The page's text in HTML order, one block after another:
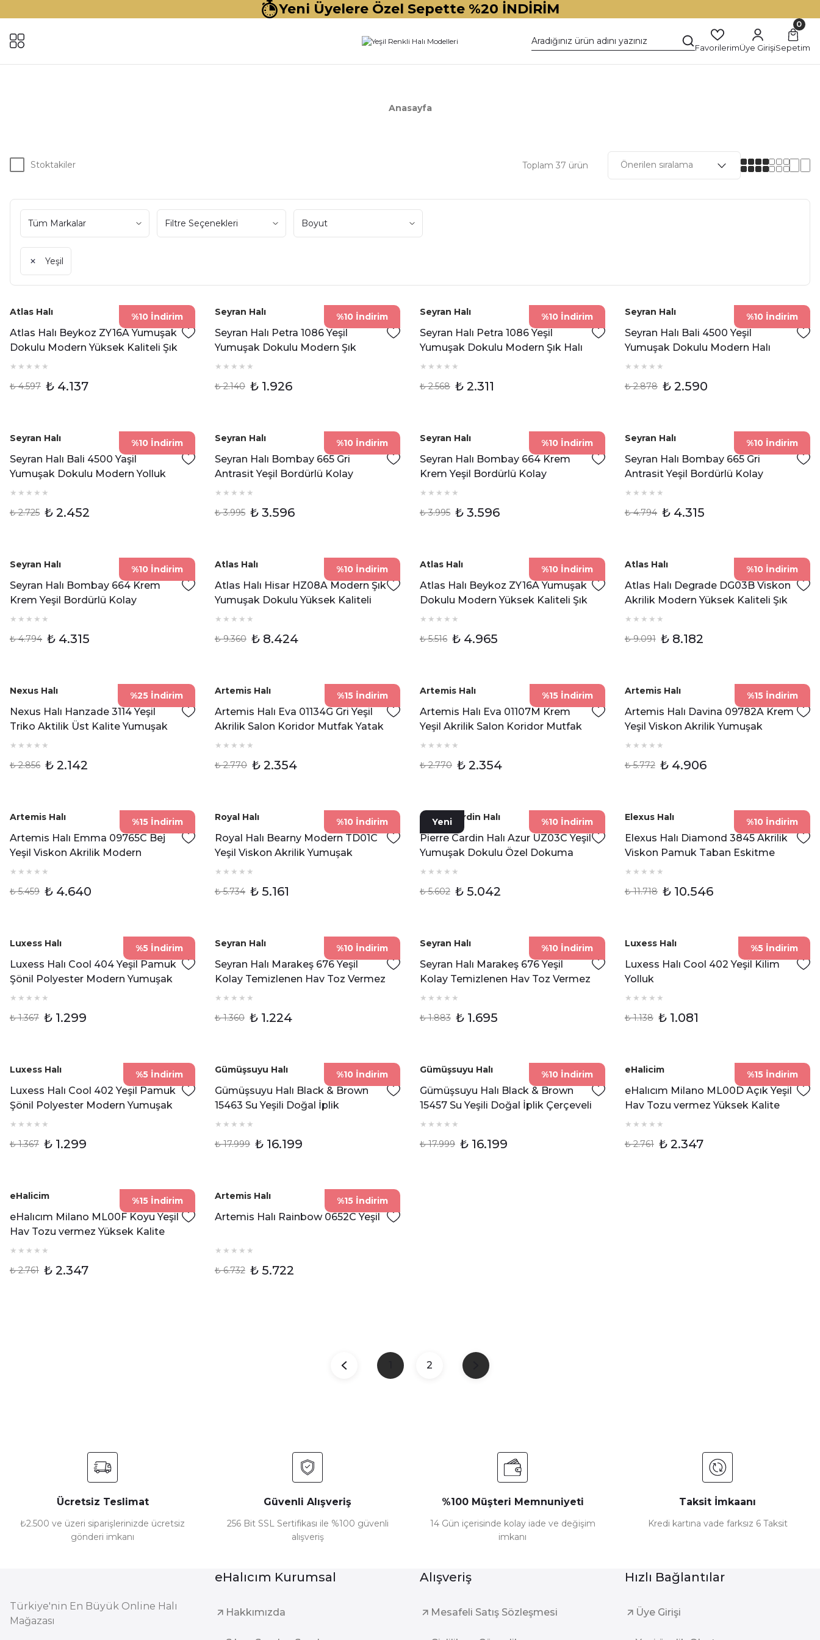
Yeni Üyelere Özel Sepette %20 İNDİRİM
FavorilerimÜye Girişi
0
Sepetim
Anasayfa
Stoktakiler Toplam 37 ürün
Tüm Markalar Filtre Seçenekleri Boyut
Yeşil
%10 İndirim
Atlas Halı
Atlas Halı Beykoz ZY16A Yumuşak
Dokulu Modern Yüksek Kaliteli Şık
Yolluk
₺ 4.597 ₺ 4.137
%10 İndirim
Seyran Halı
Seyran Halı Petra 1086 Yeşil
Yumuşak Dokulu Modern Şık
Yolluk
₺ 2.140 ₺ 1.926
%10 İndirim
Seyran Halı
Seyran Halı Petra 1086 Yeşil
Yumuşak Dokulu Modern Şık Halı
₺ 2.568 ₺ 2.311
%10 İndirim
Seyran Halı
Seyran Halı Bali 4500 Yeşil
Yumuşak Dokulu Modern Halı
₺ 2.878 ₺ 2.590
%10 İndirim
Seyran Halı
Seyran Halı Bali 4500 Yaşil
Yumuşak Dokulu Modern Yolluk
₺ 2.725 ₺ 2.452
%10 İndirim
Seyran Halı
Seyran Halı Bombay 665 Gri
Antrasit Yeşil Bordürlü Kolay
Temizlenen Hav Toz Vermez Sisal
₺ 3.995 ₺ 3.596
%10 İndirim
Seyran Halı
Seyran Halı Bombay 664 Krem
Krem Yeşil Bordürlü Kolay
Temizlenen Hav Toz Vermez Sisal
₺ 3.995 ₺ 3.596
%10 İndirim
Seyran Halı
Seyran Halı Bombay 665 Gri
Antrasit Yeşil Bordürlü Kolay
Temizlenen Hav Toz Vermez Sisal
₺ 4.794 ₺ 4.315
%10 İndirim
Seyran Halı
Seyran Halı Bombay 664 Krem
Krem Yeşil Bordürlü Kolay
Temizlenen Hav Toz Vermez Sisal
₺ 4.794 ₺ 4.315
%10 İndirim
Atlas Halı
Atlas Halı Hisar HZ08A Modern Şık
Yumuşak Dokulu Yüksek Kaliteli
Oturma Odası ve Salon Halısı
₺ 9.360 ₺ 8.424
%10 İndirim
Atlas Halı
Atlas Halı Beykoz ZY16A Yumuşak
Dokulu Modern Yüksek Kaliteli Şık
Halı
₺ 5.516 ₺ 4.965
%10 İndirim
Atlas Halı
Atlas Halı Degrade DG03B Viskon
Akrilik Modern Yüksek Kaliteli Şık
Halı
₺ 9.091 ₺ 8.182
%25 İndirim
Nexus Halı
Nexus Halı Hanzade 3114 Yeşil
Triko Aktilik Üst Kalite Yumuşak
Dokulu Modern Halı
₺ 2.856 ₺ 2.142
%15 İndirim
Artemis Halı
Artemis Halı Eva 01134G Gri Yeşil
Akrilik Salon Koridor Mutfak Yatak
Odası Halısı
₺ 2.770 ₺ 2.354
%15 İndirim
Artemis Halı
Artemis Halı Eva 01107M Krem
Yeşil Akrilik Salon Koridor Mutfak
Yatak Odası Halısı
₺ 2.770 ₺ 2.354
%15 İndirim
Artemis Halı
Artemis Halı Davina 09782A Krem
Yeşil Viskon Akrilik Yumuşak
Dokulu Modern Oturma Odası ve
₺ 5.772 ₺ 4.906
%15 İndirim
Artemis Halı
Artemis Halı Emma 09765C Bej
Yeşil Viskon Akrilik Modern
Oturma Odası ve Salon Halısı
₺ 5.459 ₺ 4.640
%10 İndirim
Royal Halı
Royal Halı Bearny Modern TD01C
Yeşil Viskon Akrilik Yumuşak
Dokulu Modern Halı
₺ 5.734 ₺ 5.161
Yeni %10 İndirim
Pierre Cardin Halı
Pierre Cardin Halı Azur UZ03C Yeşil
Yumuşak Dokulu Özel Dokuma
Tezgah Halısı
₺ 5.602 ₺ 5.042
%10 İndirim
Elexus Halı
Elexus Halı Diamond 3845 Akrilik
Viskon Pamuk Taban Eskitme
Desenli Şık Halı
₺ 11.718 ₺ 10.546
%5 İndirim
Luxess Halı
Luxess Halı Cool 404 Yeşil Pamuk
Şönil Polyester Modern Yumuşak
Dokulu Kilim
₺ 1.367 ₺ 1.299
%10 İndirim
Seyran Halı
Seyran Halı Marakeş 676 Yeşil
Kolay Temizlenen Hav Toz Vermez
Etnik Yolluk
₺ 1.360 ₺ 1.224
%10 İndirim
Seyran Halı
Seyran Halı Marakeş 676 Yeşil
Kolay Temizlenen Hav Toz Vermez
Etnik Halı
₺ 1.883 ₺ 1.695
%5 İndirim
Luxess Halı
Luxess Halı Cool 402 Yeşil Kilim
Yolluk
₺ 1.138 ₺ 1.081
%5 İndirim
Luxess Halı
Luxess Halı Cool 402 Yeşil Pamuk
Şönil Polyester Modern Yumuşak
Dokulu Kilim
₺ 1.367 ₺ 1.299
%10 İndirim
Gümüşsuyu Halı
Gümüşsuyu Halı Black & Brown
15463 Su Yeşili Doğal İplik
Çerçeveli Dokuma Taban Halı
₺ 17.999 ₺ 16.199
%10 İndirim
Gümüşsuyu Halı
Gümüşsuyu Halı Black & Brown
15457 Su Yeşili Doğal İplik Çerçeveli
Dokuma Taban Halı
₺ 17.999 ₺ 16.199
%15 İndirim
eHalicim
eHalıcım Milano ML00D Açık Yeşil
Hav Tozu vermez Yüksek Kalite
Yumuşak Dokulu Halı
₺ 2.761 ₺ 2.347
%15 İndirim
eHalicim
eHalıcım Milano ML00F Koyu Yeşil
Hav Tozu vermez Yüksek Kalite
Yumuşak Dokulu Halı
₺ 2.761 ₺ 2.347
%15 İndirim
Artemis Halı
Artemis Halı Rainbow 0652C Yeşil
₺ 6.732 ₺ 5.722
2
Ücretsiz Teslimat
₺2.500 ve üzeri siparişlerinizde ücretsiz
gönderi imkanı
Güvenli Alışveriş
256 Bit SSL Sertifikası ile %100 güvenli
alışveriş
%100 Müşteri Memnuniyeti
14 Gün içerisinde kolay iade ve değişim
imkanı
Taksit İmkaanı
Kredi kartına vade farksız 6 Taksit
Türkiye'nin En Büyük Online Halı
Mağazası
eHalıcım Kurumsal
Hakkımızda
Alışveriş
Mesafeli Satış Sözleşmesi
Hızlı Bağlantılar
Üye Girişi